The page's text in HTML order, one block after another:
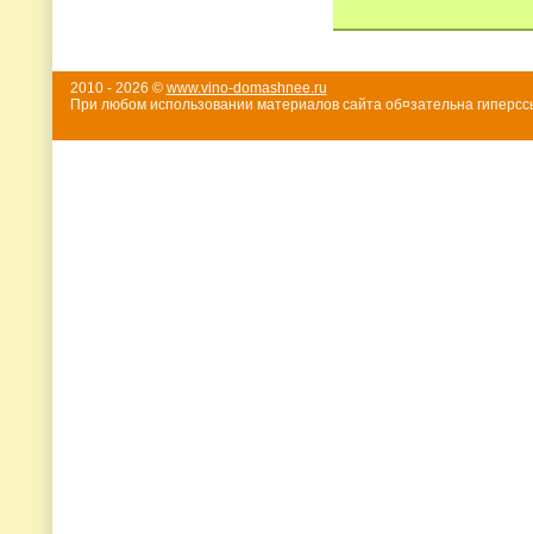
2010 - 2026 © www.vino-domashnee.ru
При любом использовании материалов сайта об¤зательна